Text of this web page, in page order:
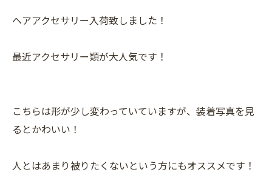
ヘアアクセサリー入荷致しました！
最近アクセサリー類が大人気です！
こちらは形が少し変わっていていますが、装着写真を見
るとかわいい！
人とはあまり被りたくないという方にもオススメです！